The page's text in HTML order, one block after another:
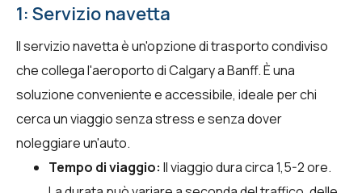
1: Servizio navetta
Il servizio navetta è un'opzione di trasporto condiviso
che collega l'aeroporto di Calgary a Banff. È una
soluzione conveniente e accessibile, ideale per chi
cerca un viaggio senza stress e senza dover
noleggiare un'auto.
Tempo di viaggio: Il viaggio dura circa 1,5-2 ore.